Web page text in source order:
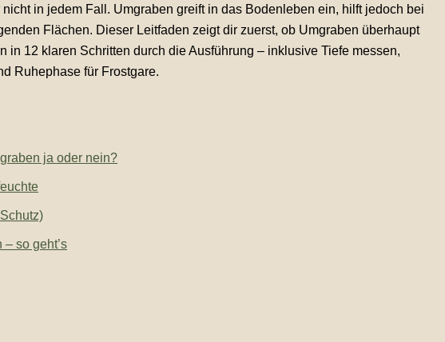
in jedem Fall. Umgraben greift in das Bodenleben ein, hilft jedoch bei
Flächen. Dieser Leitfaden zeigt dir zuerst, ob Umgraben überhaupt
in 12 klaren Schritten durch die Ausführung – inklusive Tiefe messen,
Ruhephase für Frostgare.
ja oder nein?
so geht’s